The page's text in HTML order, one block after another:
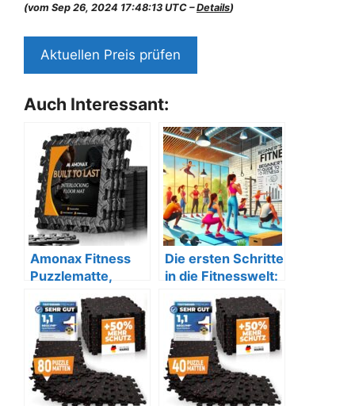
(vom Sep 26, 2024 17:48:13 UTC –Details)
Aktuellen Preis prüfen
Auch Interessant:
Amonax Fitness
Puzzlematte,
Schwarz, 18
Stück, 1,67 m²
Die ersten Schritte
in die Fitnesswelt:
Anfängerleitfaden